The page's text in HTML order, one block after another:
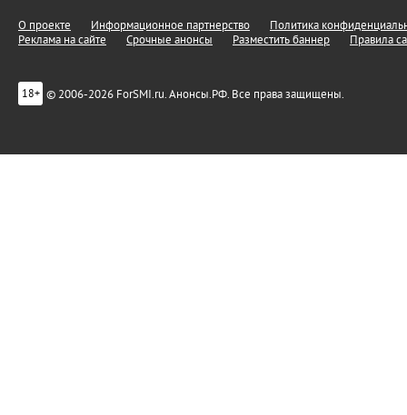
О проекте Информационное партнерство
Политика
Реклама на сайте
Срочные анонсы Разместить баннер Правила
18+ © 2006-2026 ForSMI.ru. Анонсы.РФ. Все права защищены.